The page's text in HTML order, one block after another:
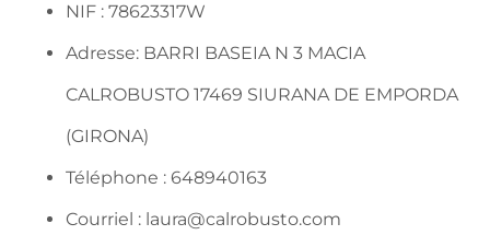
NIF : 78623317W
Adresse: BARRI BASEIA N 3 MACIA
CALROBUSTO 17469 SIURANA DE EMPORDA
(GIRONA)
Téléphone : 648940163
Courriel : laura@calrobusto.com